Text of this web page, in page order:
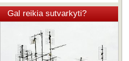
Gal reikia sutvarkyti?